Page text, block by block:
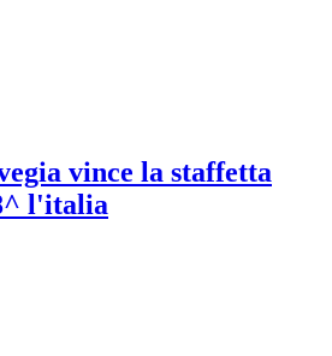
vince la staffetta
l'italia